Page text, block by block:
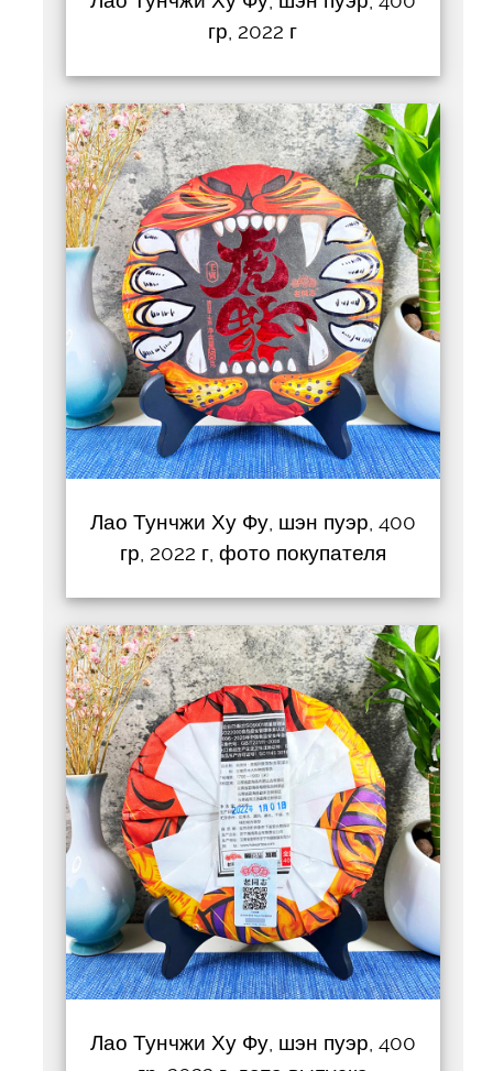
гр, 2022 г
Лао Тунчжи Ху Фу, шэн пуэр, 400
гр, 2022 г, фото покупателя
Лао Тунчжи Ху Фу, шэн пуэр, 400